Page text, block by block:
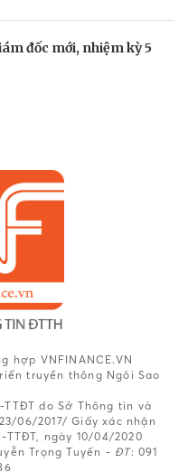
đốc mới, nhiệm kỳ 5
hợp VNFINANCE.VN
truyền thông Ngôi Sao
TTĐT do Sở Thông tin và
06/2017/ Giấy xác nhận
TTĐT, ngày 10/04/2020
Trọng Tuyến - ĐT: 091